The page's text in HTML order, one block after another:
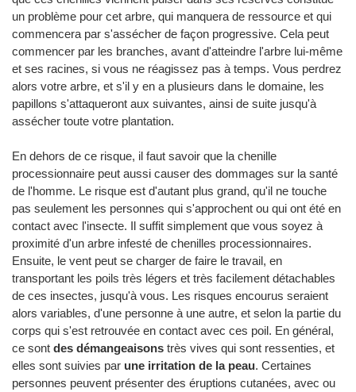
un problème pour cet arbre, qui manquera de ressource et qui
commencera par s'assécher de façon progressive. Cela peut
commencer par les branches, avant d'atteindre l'arbre lui-même
et ses racines, si vous ne réagissez pas à temps. Vous perdrez
alors votre arbre, et s'il y en a plusieurs dans le domaine, les
papillons s'attaqueront aux suivantes, ainsi de suite jusqu'à
assécher toute votre plantation.
En dehors de ce risque, il faut savoir que la chenille
processionnaire peut aussi causer des dommages sur la santé
de l'homme. Le risque est d'autant plus grand, qu'il ne touche
pas seulement les personnes qui s'approchent ou qui ont été en
contact avec l'insecte. Il suffit simplement que vous soyez à
proximité d'un arbre infesté de chenilles processionnaires.
Ensuite, le vent peut se charger de faire le travail, en
transportant les poils très légers et très facilement détachables
de ces insectes, jusqu'à vous. Les risques encourus seraient
alors variables, d'une personne à une autre, et selon la partie du
corps qui s'est retrouvée en contact avec ces poil. En général,
ce sont des démangeaisons très vives qui sont ressenties, et
elles sont suivies par une irritation de la peau. Certaines
personnes peuvent présenter des éruptions cutanées, avec ou